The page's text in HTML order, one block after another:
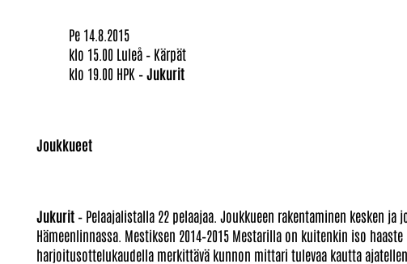
Pe 14.8.2015
klo 15.00 Luleå – Kärpät
klo 19.00 HPK –Jukurit
Joukkueet
Jukurit – Pelaajalistalla 22 pelaajaa. Joukkueen rakentaminen kesken
Hämeenlinnassa. Mestiksen 2014–2015 Mestarilla on kuitenkin iso
harjoitusottelukaudella merkittävä kunnon mittari tulevaa kautta ajatellen.